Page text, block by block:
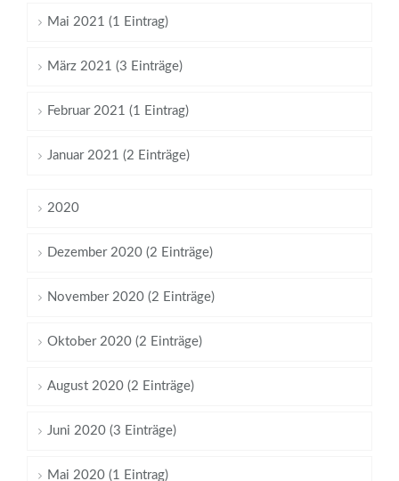
Mai 2021 (1 Eintrag)
März 2021 (3 Einträge)
Februar 2021 (1 Eintrag)
Januar 2021 (2 Einträge)
2020
Dezember 2020 (2 Einträge)
November 2020 (2 Einträge)
Oktober 2020 (2 Einträge)
August 2020 (2 Einträge)
Juni 2020 (3 Einträge)
Mai 2020 (1 Eintrag)